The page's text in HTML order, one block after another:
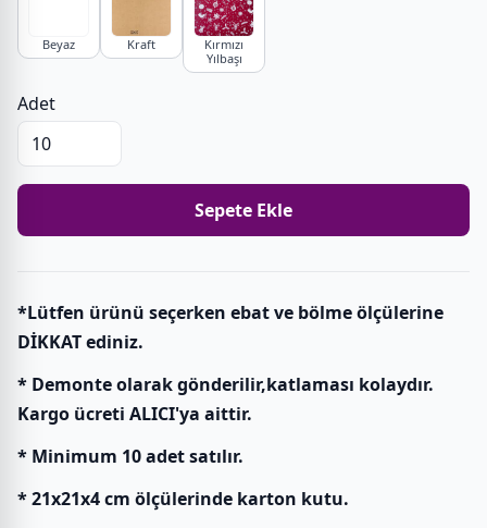
Beyaz Kraft
Kırmızı
Yılbaşı
Adet
Sepete Ekle
*Lütfen ürünü seçerken ebat ve bölme ölçülerine
DİKKAT ediniz.
* Demonte olarak gönderilir,katlaması kolaydır.
Kargo ücreti ALICI'ya aittir.
* Minimum 10 adet satılır.
* 21x21x4 cm ölçülerinde karton kutu.